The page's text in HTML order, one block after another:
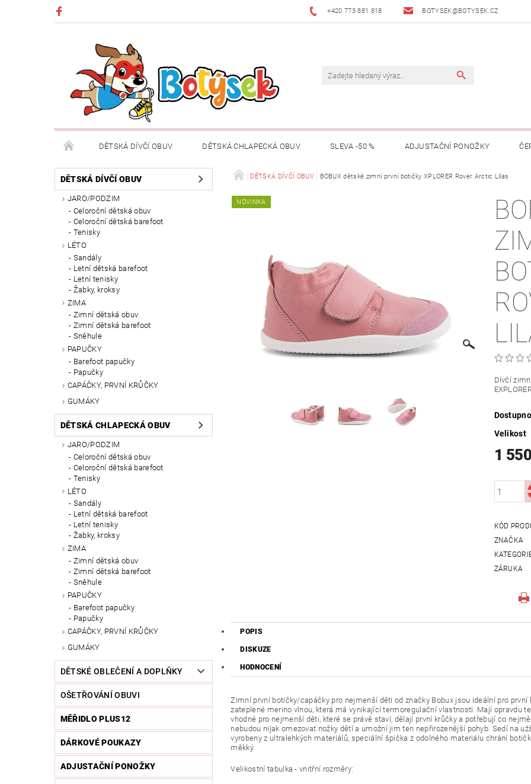
+420 773 881 818 BOTYSEK@BOTYSEK.CZ
DĚTSKÁ DÍVČÍ OBUV DĚTSKÁ CHLAPECKÁ OBUV SLEVA -50 % ADJUSTAČNÍ PONOŽKY
DĚTSKÉ OBLEČENÍ A DOPLŇKY DÁRKOVÉ POUKAZY OŠETŘOVÁNÍ OBUVI O NÁS KONTAKTY
DOPRAVA A PLATBA VRÁCENÍ ZBOŽÍ A REKLAMACE O ADJUSTAČNÍCH
DĚTSKÁ DÍVČÍ OBUV
JARO/PODZIM
Celoroční dětská obuv
Celoroční dětská barefoot
Tenisky
LÉTO
Sandály
Letní dětská barefoot
Letní tenisky
Žabky, kroksy
ZIMA
Zimní dětská obuv
Zimní dětská barefoot
Sněhule
PAPUČKY
Barefoot papučky
Papučky
CAPÁČKY, PRVNÍ KRŮČKY
GUMÁKY
DĚTSKÁ CHLAPECKÁ OBUV
JARO/PODZIM
Celoroční dětská obuv
Celoroční dětská barefoot
Tenisky
LÉTO
Sandály
Letní dětská barefoot
Letní tenisky
Žabky, kroksy
ZIMA
Zimní dětská obuv
Zimní dětská barefoot
Sněhule
PAPUČKY
Barefoot papučky
Papučky
CAPÁČKY, PRVNÍ KRŮČKY
GUMÁKY
DĚTSKÉ OBLEČENÍ A DOPLŇKY
OŠETŘOVÁNÍ OBUVI
MĚŘIDLO PLUS12
DÁRKOVÉ POUKAZY
ADJUSTAČNÍ PONOŽKY
DĚTSKÁ DÍVČÍ OBUV BOBUX dětské zimní první botičky XPLORER Rover Arctic Lilas
NOVINKA
Dívčí
Velikost
1
KÓD
ZNAČKA
ZÁRUKA
POPIS
DISKUZE
HODNOCENÍ
Zimní první botičky/capáčky pro nejmenší děti od značky Bobux jsou ideální pro první
zateplené merino vlnou, která má vynikající termoregulační vlastnosti. Mají opravdu
vhodné pro nejmenší děti, které se právě staví, dělají první krůčky a potřebují co
nebudou nijak omezovat nožky dětí a umožní jim ten nepřirozenější pohyb. Sedí na
vyrobeny z ultralehkých materiálů, speciální špička z odolného materiálu chrání
měkký.
Velikostní tabulka - vnitřní rozměry: